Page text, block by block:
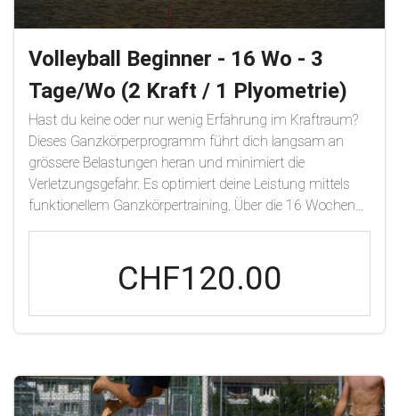
Volleyball Beginner - 16 Wo - 3
Tage/Wo (2 Kraft / 1 Plyometrie)
Hast du keine oder nur wenig Erfahrung im Kraftraum?
Dieses Ganzkörperprogramm führt dich langsam an
grössere Belastungen heran und minimiert die
Verletzungsgefahr. Es optimiert deine Leistung mittels
funktionellem Ganzkörpertraining. Über die 16 Wochen
Belastung wird schrittweise gesteigert, um eine
progressive Adaptation zu sichern.Zu Beginn dieses
Trainings werden Tests aus dem Neuroathletiktraining
gemacht, um auf dich abgestimmte neuronalen
Gehirn bessere Leistungen überhaupt
zulässt.Phasen:General PrepInto StrenghtStrenghtInto
CHF120.00